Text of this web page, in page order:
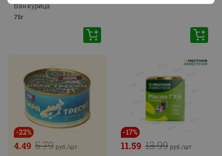
Ван курица
75г
-22%
5.79
4.49 руб./шт
-17%
13.99
11.59 руб./шт